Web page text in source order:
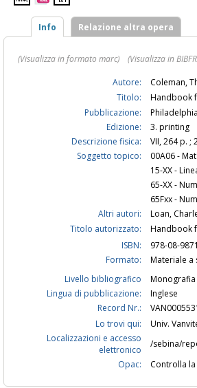
Info Relazione altra opera
(Visualizza in formato marc)
(Visualizza in
Autore:
Coleman,
Titolo:
Handbook
Pubblicazione:
Edizione:
3. printing
Descrizione fisica:
VII, 264 p. ;
Soggetto topico:
00A06 -
15-XX -
65-XX -
65Fxx -
Altri autori:
Loan,
Titolo autorizzato:
Handbook
ISBN:
978-08-
Formato:
Materiale a
Livello bibliografico
Monografia
Lingua di pubblicazione:
Inglese
Record Nr.:
Lo trovi qui:
Univ.
Localizzazioni e accesso
elettronico
/sebina/
Opac:
Controlla